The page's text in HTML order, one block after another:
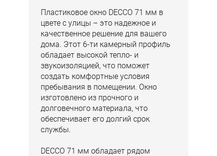
Пластиковое окно DЕCCO 71 мм в
цвете с улицы – это надежное и
качественное решение для вашего
дома. Этот 6-ти камерный профиль
обладает высокой тепло- и
звукоизоляцией, что поможет
создать комфортные условия
пребывания в помещении. Окно
изготовлено из прочного и
долговечного материала, что
обеспечивает его долгий срок
службы.
DЕCCO 71 мм обладает рядом